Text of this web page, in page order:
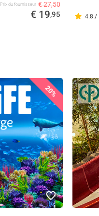
Prix ​​du fournisseur € 27,50
€ 19,95 4.8 /
20%